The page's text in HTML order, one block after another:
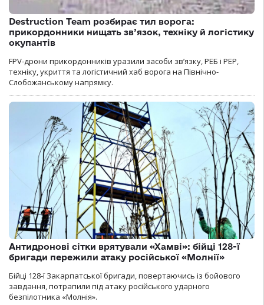
Destruction Team розбирає тил ворога:
прикордонники нищать зв’язок, техніку й логістику
окупантів
FPV-дрони прикордонників уразили засоби зв’язку, РЕБ і РЕР,
техніку, укриття та логістичний хаб ворога на Північно-
Слобожанському напрямку.
Антидронові сітки врятували «Хамві»: бійці 128-ї
бригади пережили атаку російської «Молнії»
Бійці 128-ї Закарпатської бригади, повертаючись із бойового
завдання, потрапили під атаку російського ударного
безпілотника «Молнія».